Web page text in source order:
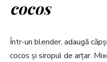
cocos
Într-un blender, adaugă
cocos și siropul de arțar.